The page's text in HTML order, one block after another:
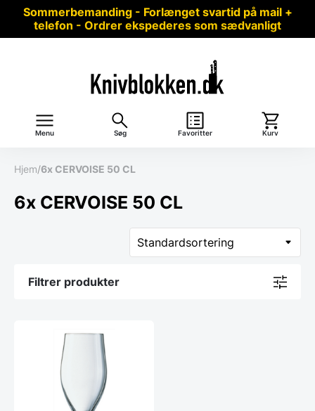
Sommerbemanding - Forlænget svartid på mail +
telefon - Ordrer ekspederes som sædvanligt
Menu Søg Favoritter Kurv
Hjem/6x CERVOISE 50 CL
6x CERVOISE 50 CL
Filtrer produkter